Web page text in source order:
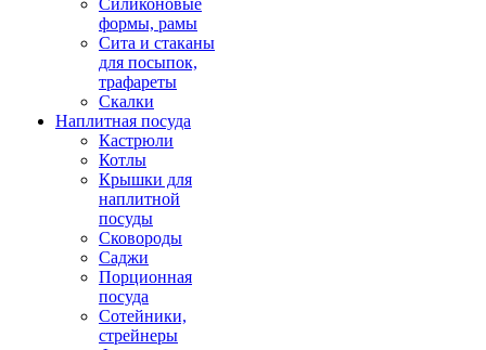
Силиконовые
формы, рамы
Сита и стаканы
для посыпок,
трафареты
Скалки
Наплитная посуда
Кастрюли
Котлы
Крышки для
наплитной
посуды
Сковороды
Саджи
Порционная
посуда
Сотейники,
стрейнеры